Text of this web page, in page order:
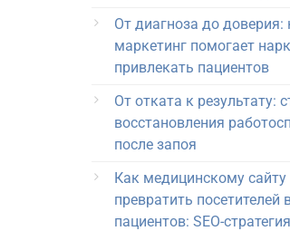
От диагноза до доверия:
маркетинг помогает
привлекать пациентов
От отката к результату:
восстановления
после запоя
Как медицинскому сайту
превратить посетителей
пациентов: SEO-